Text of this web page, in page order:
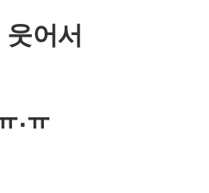
어서
.ㅠ